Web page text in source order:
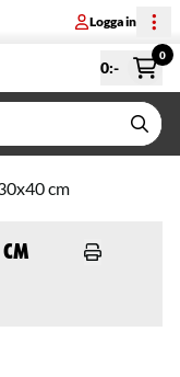
Logga in
0:-
0
cm